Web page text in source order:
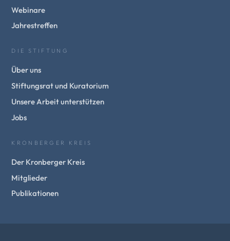
Webinare
Jahrestreffen
DIE STIFTUNG
Über uns
Stiftungsrat und Kuratorium
Unsere Arbeit unterstützen
Jobs
KRONBERGER KREIS
Der Kronberger Kreis
Mitglieder
Publikationen